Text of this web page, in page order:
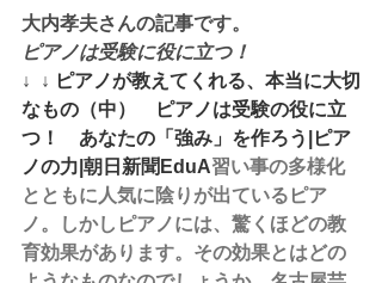
大内孝夫さんの記事です。
ピアノは受験に役に立つ！
↓  ↓ ピアノが教えてくれる、本当に大切
なもの（中）　ピアノは受験の役に立
つ！　あなたの「強み」を作ろう|ピア
ノの力|朝日新聞EduA習い事の多様化
とともに人気に陰りが出ているピア
ノ。しかしピアノには、驚くほどの教
育効果があります。その効果とはどの